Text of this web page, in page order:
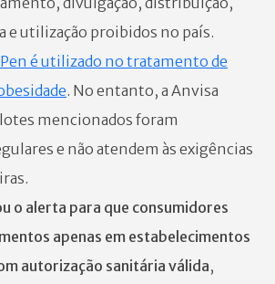
e utilização proibidos no país.
é utilizado no tratamento de
. No entanto, a Anvisa
mencionados foram
e não atendem às exigências
o alerta para que consumidores
apenas em estabelecimentos
autorização sanitária válida,